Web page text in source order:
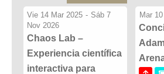
Vie 14 Mar 2025 - Sáb 7
Nov 2026
Chaos Lab –
Experiencia científica
interactiva para
Mar